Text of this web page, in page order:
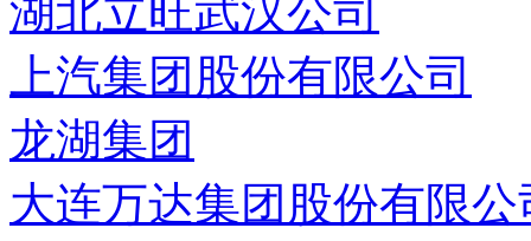
湖北立旺武汉公司
上汽集团股份有限公司
龙湖集团
大连万达集团股份有限公